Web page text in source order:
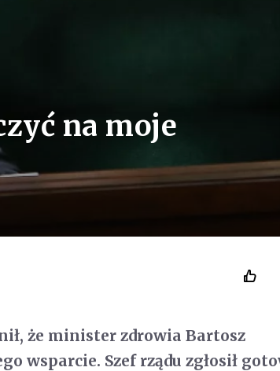
na moje
że minister zdrowia Bartosz
wsparcie. Szef rządu zgłosił